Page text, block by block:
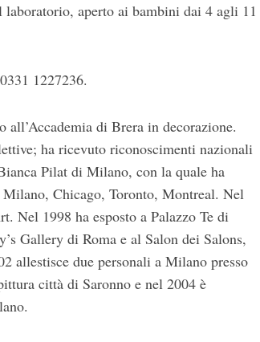
aperto ai bambini dai 4 agli 11
1227236.
all’Accademia di Brera in decorazione.
ha ricevuto riconoscimenti nazionali
Pilat di Milano, con la quale ha
Chicago, Toronto, Montreal. Nel
Nel 1998 ha esposto a Palazzo Te di
Gallery di Roma e al Salon dei Salons,
allestisce due personali a Milano presso
città di Saronno e nel 2004 è